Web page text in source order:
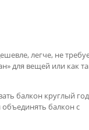
легче, не
для вещей или как
балкон круглый
балкон с